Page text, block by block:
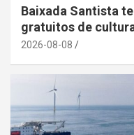
Baixada Santista
gratuitos de
2026-08-08